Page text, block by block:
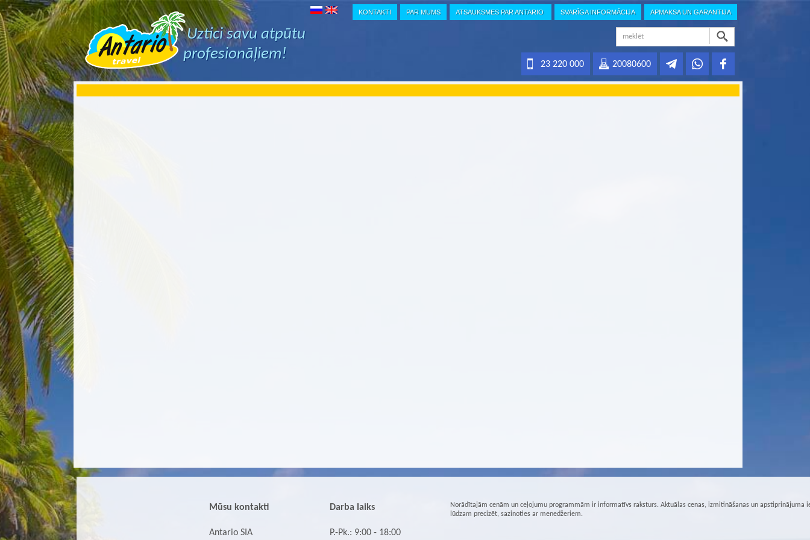
KONTAKTI PAR MUMS ATSAUKSMES PAR ANTARIO SVARĪGA INFORMĀCIJA APMAKSA UN GARANTIJA
Uztici savu atpūtu
profesionāļiem!
20080600
23 220 000
Mūsu kontakti
Antario SIA
Darba laiks
P.-Pk.: 9:00 - 18:00
Norādītajām cenām un ceļojumu programmām ir informatīvs raksturs. Aktuālas cenas, izmitināšanas un apstiprinājuma
lūdzam precizēt, sazinoties ar menedžeriem.